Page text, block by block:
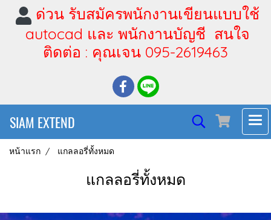
ด่วน รับสมัครพนักงานเขียนแบบใช้
autocad และ พนักงานบัญชี สนใจ
ติดต่อ : คุณเจน 095-2619463
SIAM EXTEND
หน้าแรก แกลลอรี่ทั้งหมด
แกลลอรี่ทั้งหมด